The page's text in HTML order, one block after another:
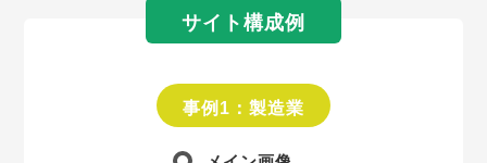
サイト構成例
事例1：製造業